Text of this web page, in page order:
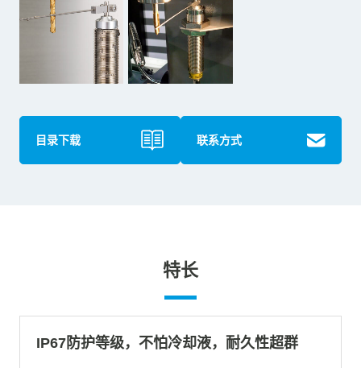
目录下载 联系方式
特长
IP67防护等级，不怕冷却液，耐久性超群